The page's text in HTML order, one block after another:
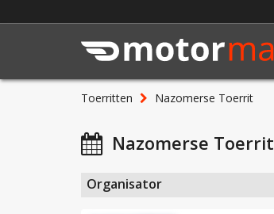
Toerritten Nazomerse Toerrit
Nazomerse Toerrit
Organisator